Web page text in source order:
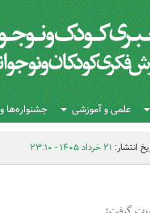
علمی و آموزشی جشنواره‌ها
انتشار: ۲۱ خرداد ۱۴۰۵ - ۲۳:۱۰